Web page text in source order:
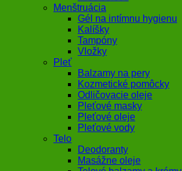
Menštruácia
Gél na intímnu hygienu
Kalíšky
Tampóny
Vložky
Pleť
Balzamy na pery
Kozmetické pomôcky
Odličovacie oleje
Pleťové masky
Pleťové oleje
Pleťové vody
Telo
Deodoranty
Masážne oleje